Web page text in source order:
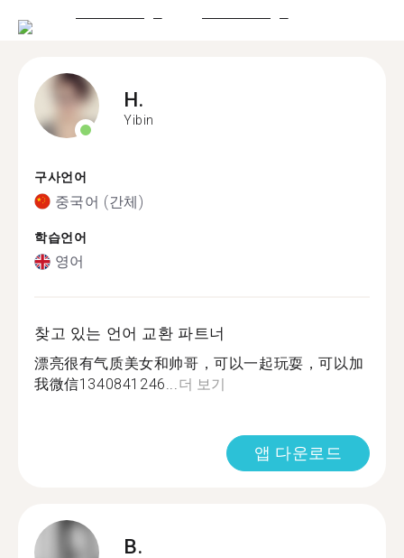
H.
Yibin
구사언어
중국어 (간체)
학습언어
영어
찾고 있는 언어 교환 파트너
漂亮很有气质美女和帅哥，可以一起玩耍，可以加
我微信1340841246...더 보기
앱 다운로드
B.